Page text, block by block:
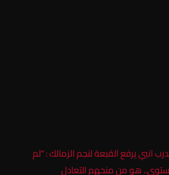
انبي يرفع القبعة لنجم الزمالك : “لم
هو من منحهم التعادل